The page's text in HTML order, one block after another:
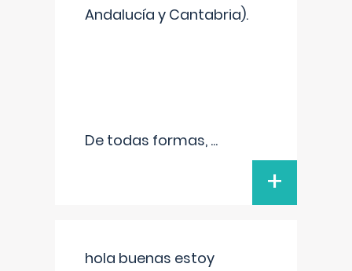
Andalucía y Cantabria).
De todas formas, ...
+
hola buenas estoy